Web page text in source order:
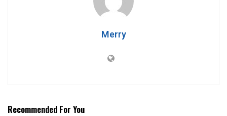
Merry
Recommended For You